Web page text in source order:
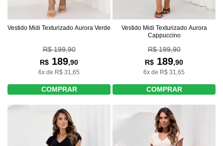
Vestido Midi Texturizado Aurora Verde
R$ 199,90
R$ 189,90
6x de R$ 31,65
COMPRAR
Vestido Midi Texturizado Aurora
Cappuccino
R$ 199,90
R$ 189,90
6x de R$ 31,65
COMPRAR